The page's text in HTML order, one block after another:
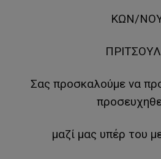
ΚΩΝ/
Σας προσκαλούμε να
μαζί μας υπέρ του